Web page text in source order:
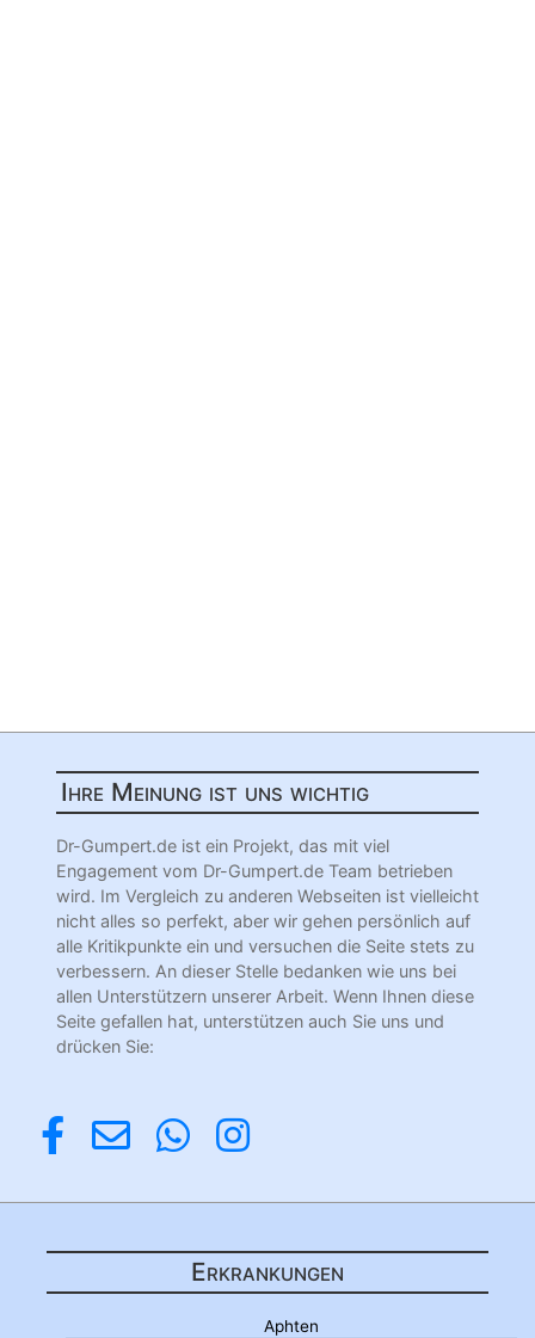
Ihre Meinung ist uns wichtig
Dr-Gumpert.de ist ein Projekt, das mit viel
Engagement vom Dr-Gumpert.de Team betrieben
wird. Im Vergleich zu anderen Webseiten ist vielleicht
nicht alles so perfekt, aber wir gehen persönlich auf
alle Kritikpunkte ein und versuchen die Seite stets zu
verbessern. An dieser Stelle bedanken wie uns bei
allen Unterstützern unserer Arbeit. Wenn Ihnen diese
Seite gefallen hat, unterstützen auch Sie uns und
drücken Sie:
Erkrankungen
Aphten